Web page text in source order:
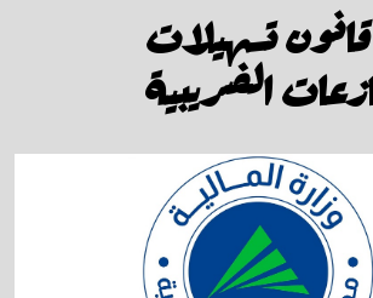
تسهيلات
الضريبية